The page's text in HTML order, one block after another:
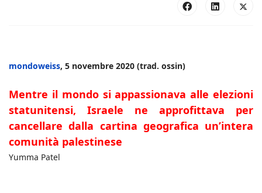
mondoweiss, 5 novembre 2020 (trad. ossin)
Mentre il mondo si appassionava alle elezioni
statunitensi, Israele ne approfittava per
cancellare dalla cartina geografica un’intera
comunità palestinese
Yumma Patel